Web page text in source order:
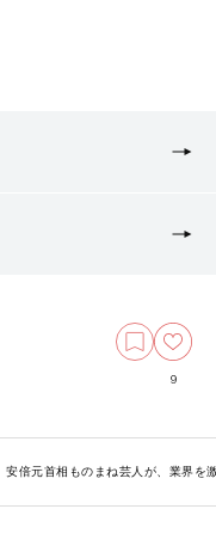
9
安倍元首相ものまね芸人が、業界を